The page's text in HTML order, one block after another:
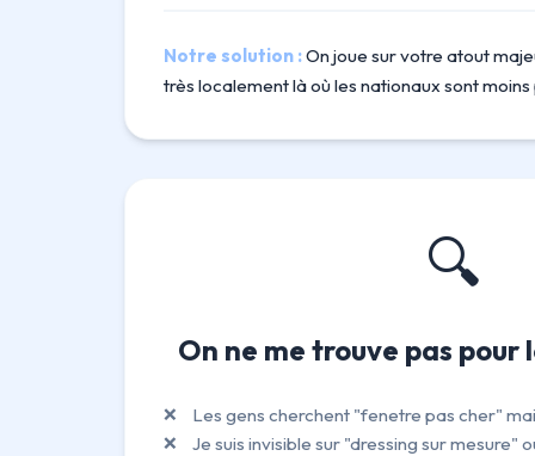
Notre solution :On joue sur votre atout
très localement là où les nationaux sont moins
🔍
On ne me trouve pas pour
Les gens cherchent "fenetre pas cher"
Je suis invisible sur "dressing sur mesure"